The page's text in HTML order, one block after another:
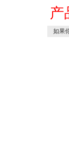
产
如果